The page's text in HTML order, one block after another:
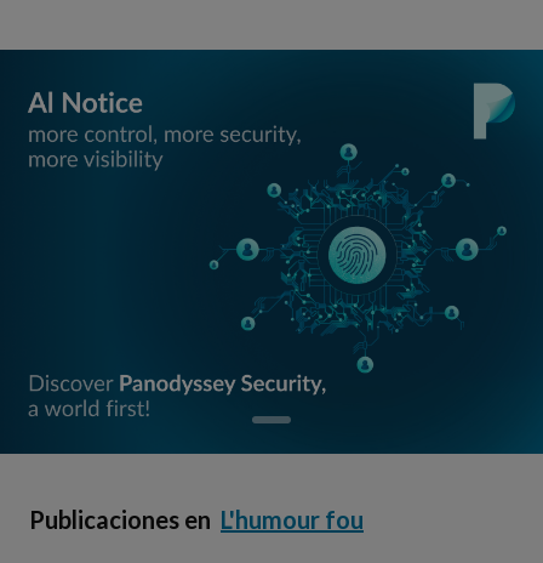
Publicaciones en L'humour fou